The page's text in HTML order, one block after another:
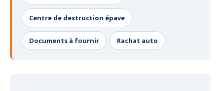
Centre de destruction épave
Documents à fournir Rachat auto